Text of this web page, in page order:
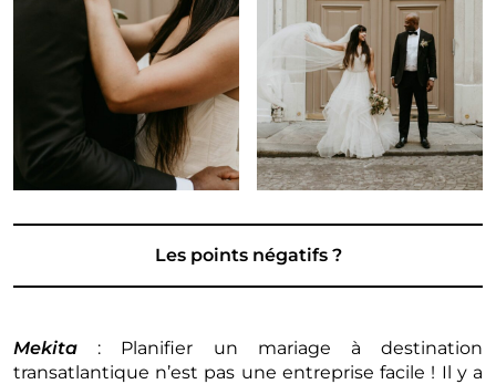
Les points négatifs ?
Mekita : Planifier un mariage à destination
transatlantique n’est pas une entreprise facile ! Il y a